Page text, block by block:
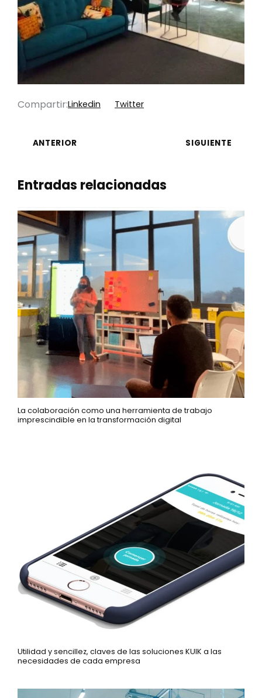
Compartir:Linkedin Twitter
ANTERIOR SIGUIENTE
Entradas relacionadas
La colaboración como una herramienta de trabajo
imprescindible en la transformación digital
Utilidad y sencillez, claves de las soluciones KUIK a las
necesidades de cada empresa